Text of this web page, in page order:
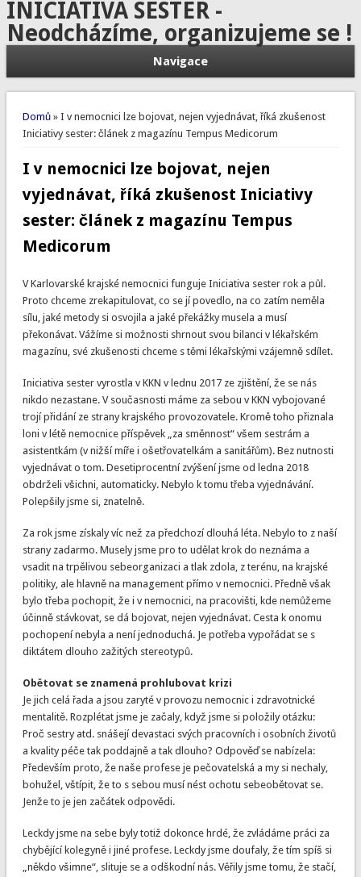
INICIATIVA SESTER -
Neodcházíme, organizujeme se !
Navigace
Jste zde
Domů» I v nemocnici lze bojovat, nejen vyjednávat, říká zkušenost
Iniciativy sester: článek z magazínu Tempus Medicorum
I v nemocnici lze bojovat, nejen
vyjednávat, říká zkušenost Iniciativy
sester: článek z magazínu Tempus
Medicorum
V Karlovarské krajské nemocnici funguje Iniciativa sester rok a půl.
Proto chceme zrekapitulovat, co se jí povedlo, na co zatím neměla
sílu, jaké metody si osvojila a jaké překážky musela a musí
překonávat. Vážíme si možnosti shrnout svou bilanci v lékařském
magazínu, své zkušenosti chceme s těmi lékařskými vzájemně sdílet.
Iniciativa sester vyrostla v KKN v lednu 2017 ze zjištění, že se nás
nikdo nezastane. V současnosti máme za sebou v KKN vybojované
trojí přidání ze strany krajského provozovatele. Kromě toho přiznala
loni v létě nemocnice příspěvek „za směnnost“ všem sestrám a
asistentkám (v nižší míře i ošetřovatelkám a sanitářům). Bez nutnosti
vyjednávat o tom. Desetiprocentní zvýšení jsme od ledna 2018
obdrželi všichni, automaticky. Nebylo k tomu třeba vyjednávání.
Polepšily jsme si, znatelně.
Za rok jsme získaly víc než za předchozí dlouhá léta. Nebylo to z naší
strany zadarmo. Musely jsme pro to udělat krok do neznáma a
vsadit na trpělivou sebeorganizaci a tlak zdola, z terénu, na krajské
politiky, ale hlavně na management přímo v nemocnici. Předně však
bylo třeba pochopit, že i v nemocnici, na pracovišti, kde nemůžeme
účinně stávkovat, se dá bojovat, nejen vyjednávat. Cesta k onomu
pochopení nebyla a není jednoduchá. Je potřeba vypořádat se s
diktátem dlouho zažitých stereotypů.
Obětovat se znamená prohlubovat krizi
Je jich celá řada a jsou zaryté v provozu nemocnic i zdravotnické
mentalitě. Rozplétat jsme je začaly, když jsme si položily otázku:
Proč sestry atd. snášejí devastaci svých pracovních i osobních životů
a kvality péče tak poddajně a tak dlouho? Odpověď se nabízela:
Především proto, že naše profese je pečovatelská a my si nechaly,
bohužel, vštípit, že to s sebou musí nést ochotu sebeobětovat se.
Jenže to je jen začátek odpovědi.
Leckdy jsme na sebe byly totiž dokonce hrdé, že zvládáme práci za
chybějící kolegyně i jiné profese. Leckdy jsme doufaly, že tím spíš si
„někdo všimne“, slituje se a odškodní nás. Věřily jsme tomu, že stačí,